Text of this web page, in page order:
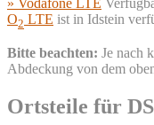
O2 LTE ist in Idstein
Bitte beachten: Je nach
Abdeckung von dem
Ortsteile für